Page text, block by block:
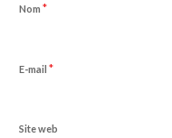
Nom *
E-mail *
Site web